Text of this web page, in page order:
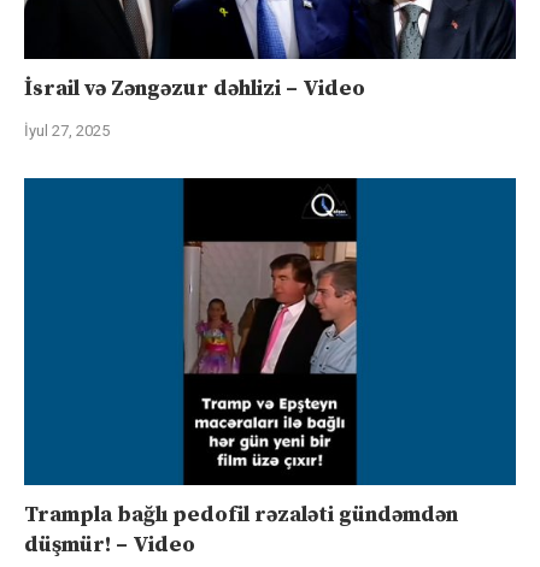
İsrail və Zəngəzur dəhlizi – Video
İyul 27, 2025
Trampla bağlı pedofil rəzaləti gündəmdən
düşmür! – Video